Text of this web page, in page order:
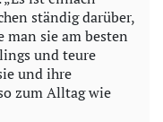
ständig darüber,
man sie am besten
und teure
und ihre
zum Alltag wie